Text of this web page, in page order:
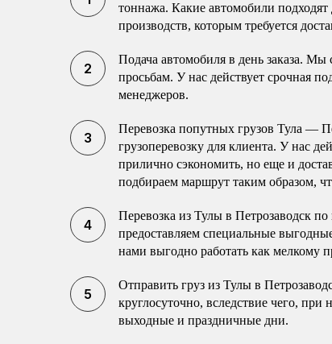
тоннажа. Какие автомобили
производств, которым требуется
Подача автомобиля в день заказа.
просьбам. У нас действует срочная
менеджеров.
Перевозка попутных грузов Тула —
грузоперевозку для клиента. У нас
прилично сэкономить, но еще и
подбираем маршрут таким образом,
Перевозка из Тулы в Петрозаводск
предоставляем специальные
нами выгодно работать как
Отправить груз из Тулы в
круглосуточно, вследствие чего,
выходные и праздничные дни.